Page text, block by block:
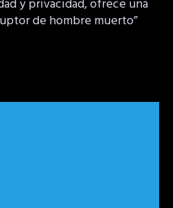
y privacidad, ofrece una
de hombre muerto”